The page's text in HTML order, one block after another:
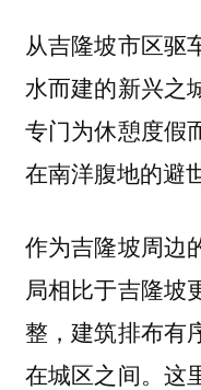
从吉隆坡市区驱
水而建的新兴之
专门为休憩度假
在南洋腹地的避
作为吉隆坡周边
局相比于吉隆坡
整，建筑排布有
在城区之间。这